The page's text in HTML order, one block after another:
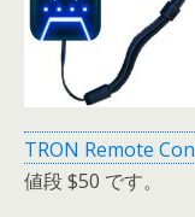
TRON Remote
値段 $50 です。